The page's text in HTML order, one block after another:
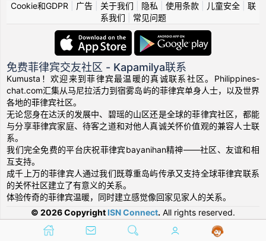
Cookie和GDPR
广告| 关于我们 隐私 使用条款| 儿童安全| 联
系我们
常见问题
免费菲律宾交友社区 - Kapamilya联系
Kumusta！欢迎来到菲律宾最温暖的真诚联系社区。Philippines-
chat.com汇集从马尼拉活力到宿雾岛屿的菲律宾单身人士，以及世界
各地的菲律宾社区。
无论您身在达沃的发展中、碧瑶的山区还是全球的菲律宾社区，都能
与分享菲律宾家庭、待客之道和对他人真诚关怀价值观的兼容人士联
系。
我们完全免费的平台庆祝菲律宾bayanihan精神——社区、友谊和相
互支持。
成千上万的菲律宾人通过我们既尊重岛屿传承又支持全球菲律宾联系
的关怀社区建立了有意义的关系。
体验传奇的菲律宾温暖，同时建立感觉像回家见家人的关系。
© 2026 Copyright ISN Connect. All rights reserved.